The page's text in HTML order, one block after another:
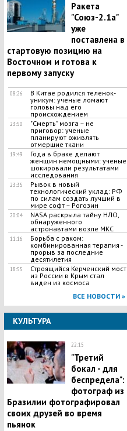
Ракета
"Союз-2.1а"
уже
поставлена в
стартовую позицию на
Восточном и готова к
первому запуску
08:26
В Китае родился теленок-
уникум: ученые ломают
головы над его
происхождением
23:50
"Смерть" мозга – не
приговор: ученые
планируют оживлять
отмершие ткани
19:49
Года в браке делают
женщин немощными: ученые
шокировали результатами
исследования
23:35
Рывок в новый
технологический уклад: РФ
по силам создать лучший в
мире софт – Рогозин
20:04
NASA раскрыла тайну НЛО,
обнаруженного
астронавтами возле МКС
11:16
Борьба с раком:
комбинированная терапия -
прорыв за последние
десятилетия
18:55
Строящийся Керченский мост
из России в Крым стал
виден из космоса
ВСЕ НОВОСТИ »
КУЛЬТУРА
22:15
"Третий
бокал - для
беспредела":
фотограф из
Бразилии фотографировал
своих друзей во время
пьянок